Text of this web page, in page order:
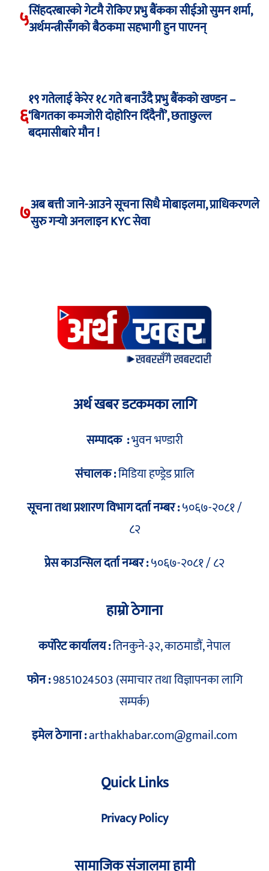
५सिंहदरबारको गेटमै रोकिए प्रभु बैंकका सीईओ सुमन शर्मा,
अर्थमन्त्रीसँगको बैठकमा सहभागी हुन पाएनन्
६
१९ गतेलाई केरेर १८ गते बनाउँदै प्रभु बैंकको खण्डन –
‘बिगतका कमजोरी दोहोरिन दिँदैनौं’, छताछुल्ल
बदमासीबारे मौन !
७अब बत्ती जाने-आउने सूचना सिधै मोबाइलमा, प्राधिकरणले
सुरु गर्‍यो अनलाइन KYC सेवा
अर्थ खबर डटकमका लागि
सम्पादक :भुवन भण्डारी
संचालक :मिडिया हण्ड्रेड प्रालि
सूचना तथा प्रशारण विभाग दर्ता नम्बर :५०६७-२०८१ /
८२
प्रेस काउन्सिल दर्ता नम्बर :५०६७-२०८१ / ८२
हाम्रो ठेगाना
कर्पोरेट कार्यालय :तिनकुने-३२, काठमाडौं, नेपाल
फोन :9851024503 (समाचार तथा विज्ञापनका लागि
सम्पर्क)
इमेल ठेगाना :arthakhabar.com@gmail.com
Quick Links
Privacy Policy